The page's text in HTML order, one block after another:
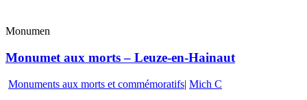
Monumen
Monumet aux morts – Leuze-en-Hainaut
Monuments aux morts et commémoratifs| Mich C